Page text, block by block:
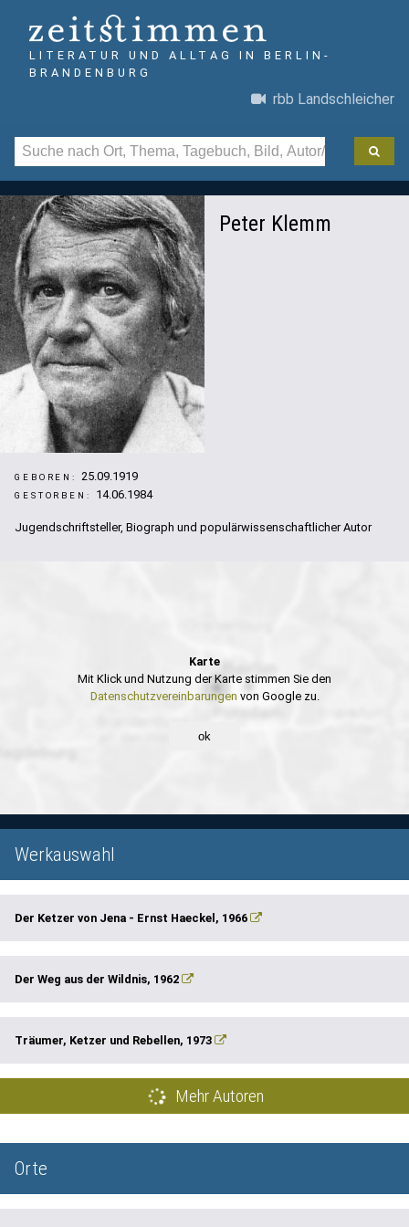
LITERATUR UND ALLTAG IN BERLIN-
BRANDENBURG
rbb Landschleicher
Peter Klemm
GEBOREN: 25.09.1919
GESTORBEN: 14.06.1984
Jugendschriftsteller, Biograph und populärwissenschaftlicher Autor
Karte
Mit Klick und Nutzung der Karte stimmen Sie den
Datenschutzvereinbarungen von Google zu.
ok
Werkauswahl
Der Ketzer von Jena - Ernst Haeckel, 1966
Der Weg aus der Wildnis, 1962
Träumer, Ketzer und Rebellen, 1973
Mehr Autoren
Orte